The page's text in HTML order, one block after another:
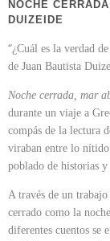
NOCHE
DUIZEIDE
“¿Cuál es la verdad
de Juan Bautista
Noche cerrada, mar
durante un viaje a
compás de la lectura
viraban entre lo
poblado de historias y
A través de un
cerrado como la
diferentes cuentos se